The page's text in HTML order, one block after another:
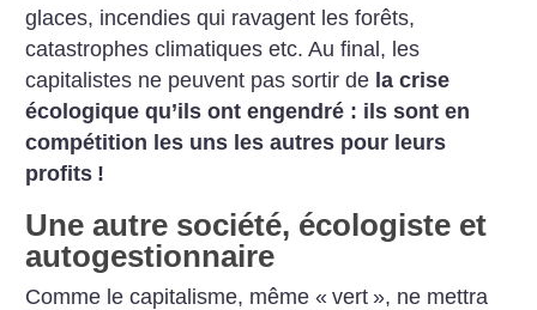
glaces, incendies qui ravagent les forêts,
catastrophes climatiques etc. Au final, les
capitalistes ne peuvent pas sortir de la crise
écologique qu’ils ont engendré : ils sont en
compétition les uns les autres pour leurs
profits !
Une autre société, écologiste et
autogestionnaire
Comme le capitalisme, même « vert », ne mettra